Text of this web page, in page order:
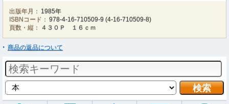
出版年月： 1985年
ISBNコード： 978-4-16-710509-9 (4-16-710509-8)
頁数・縦：
４３０Ｐ １６ｃｍ
商品の返品について